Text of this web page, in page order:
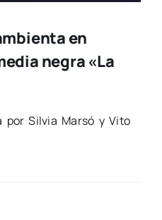
en
negra «La
por Sil­via Mar­só y Vito